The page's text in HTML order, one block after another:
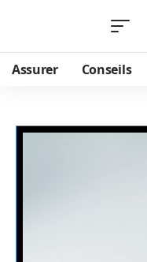
Assurer Conseils